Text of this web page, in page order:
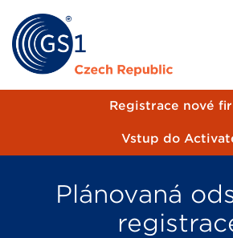
Registrace nové
Vstup do
Plánovaná